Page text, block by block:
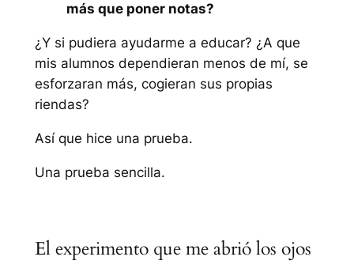
más que poner notas?
¿Y si pudiera ayudarme a educar? ¿A que
mis alumnos dependieran menos de mí, se
esforzaran más, cogieran sus propias
riendas?
Así que hice una prueba.
Una prueba sencilla.
El experimento que me abrió los ojos